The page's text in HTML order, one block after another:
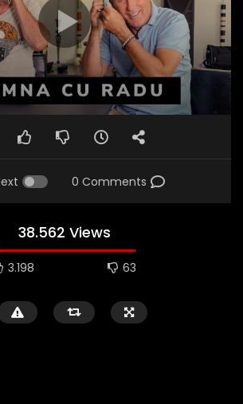
0 Comments
38.562 Views
3.198 63